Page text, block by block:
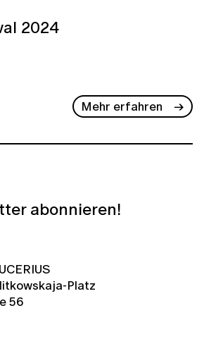
2024
Mehr erfahren
abonnieren!
Platz
56